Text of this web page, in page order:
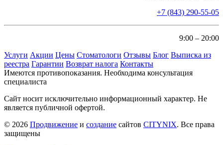
+7 (843) 290-55-05
9:00 – 20:00
Услуги Акции Цены Стоматологи Отзывы Блог Выписка из
реестра Гарантии Возврат налога Контакты
Имеются противопоказания. Необходима консультация
специалиста
Сайт носит исключительно информационный характер. Не
является публичной офертой.
© 2026 Продвижение и создание сайтов CITYNIX. Все права
защищены